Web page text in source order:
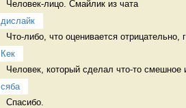
Человек-лицо. Смайлик из чата
дислайк
Что-либо, что оценивается отрицательно,
Кек
Человек, который сделал что-то
сяба
Спасибо.